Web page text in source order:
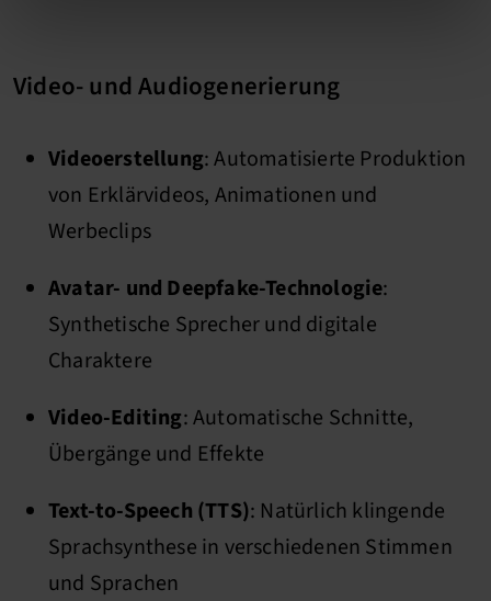
Video- und Audiogenerierung
Videoerstellung: Automatisierte Produktion
von Erklärvideos, Animationen und
Werbeclips
Avatar- und Deepfake-Technologie:
Synthetische Sprecher und digitale
Charaktere
Video-Editing: Automatische Schnitte,
Übergänge und Effekte
Text-to-Speech (TTS): Natürlich klingende
Sprachsynthese in verschiedenen Stimmen
und Sprachen